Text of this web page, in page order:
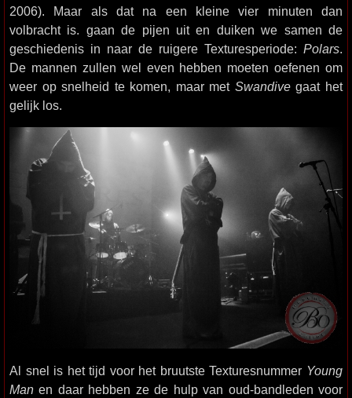
2006). Maar als dat na een kleine vier minuten dan
volbracht is. gaan de pijen uit en duiken we samen de
geschiedenis in naar de ruigere Texturesperiode: Polars
De mannen zullen wel even hebben moeten oefenen om
weer op snelheid te komen, maar met Swandivegaat het
gelijk los.
Al snel is het tijd voor het bruutste Texturesnummer Young
Man en daar hebben ze de hulp van oud-bandleden voor